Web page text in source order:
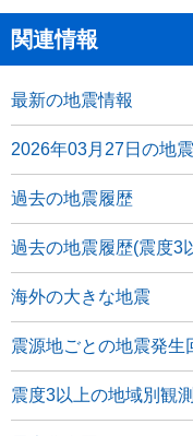
関連情報
最新の地震情報
2026年03月27日の地
過去の地震履歴
過去の地震履歴(震度3
海外の大きな地震
震源地ごとの地震発生
震度3以上の地域別観